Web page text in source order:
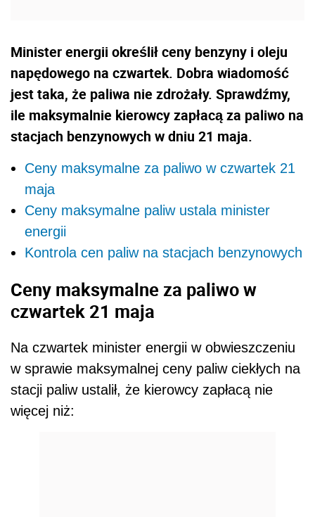
Minister energii określił ceny benzyny i oleju
napędowego na czwartek. Dobra wiadomość
jest taka, że paliwa nie zdrożały. Sprawdźmy,
ile maksymalnie kierowcy zapłacą za paliwo na
stacjach benzynowych w dniu 21 maja.
Ceny maksymalne za paliwo w czwartek 21
maja
Ceny maksymalne paliw ustala minister
energii
Kontrola cen paliw na stacjach benzynowych
Ceny maksymalne za paliwo w
czwartek 21 maja
Na czwartek minister energii w obwieszczeniu
w sprawie maksymalnej ceny paliw ciekłych na
stacji paliw ustalił, że kierowcy zapłacą nie
więcej niż: